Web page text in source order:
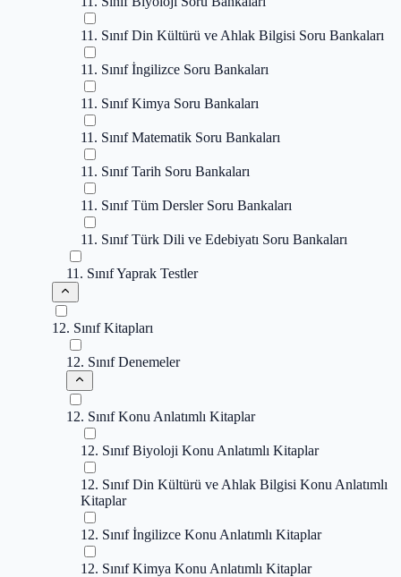
11. Sınıf Din Kültürü ve Ahlak Bilgisi Soru Bankaları
11. Sınıf İngilizce Soru Bankaları
11. Sınıf Kimya Soru Bankaları
11. Sınıf Matematik Soru Bankaları
11. Sınıf Tarih Soru Bankaları
11. Sınıf Tüm Dersler Soru Bankaları
11. Sınıf Türk Dili ve Edebiyatı Soru Bankaları
11. Sınıf Yaprak Testler
12. Sınıf Kitapları
12. Sınıf Denemeler
12. Sınıf Konu Anlatımlı Kitaplar
12. Sınıf Biyoloji Konu Anlatımlı Kitaplar
12. Sınıf Din Kültürü ve Ahlak Bilgisi Konu Anlatımlı
Kitaplar
12. Sınıf İngilizce Konu Anlatımlı Kitaplar
12. Sınıf Kimya Konu Anlatımlı Kitaplar